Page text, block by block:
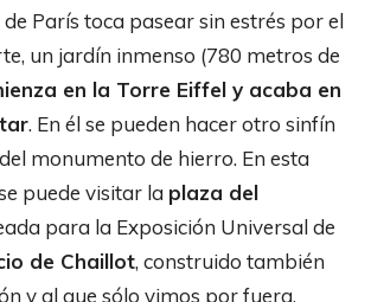
París toca pasear sin estrés por el
un jardín inmenso (780 metros de
en la Torre Eiffel y acaba en
. En él se pueden hacer otro sinfín
monumento de hierro. En esta
puede visitar la plaza del
para la Exposición Universal de
de Chaillot, construido también
y al que sólo vimos por fuera.